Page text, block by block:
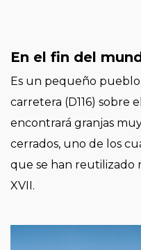
En el fin del
Es un pequeño
carretera (D116) sobre
encontrará granjas
cerrados, uno de los
que se han reutilizado
XVII.